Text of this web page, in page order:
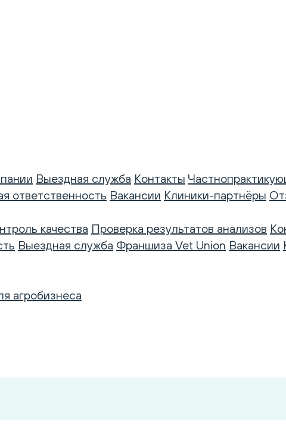
Выездная служба Контакты
ответственность Вакансии Клиники-партнёры
качества Проверка результатов анализов
Выездная служба Франшиза Vet Union Вакансии
агробизнеса